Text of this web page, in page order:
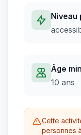
Niveau
Âge
10 ans
Cette
personnes